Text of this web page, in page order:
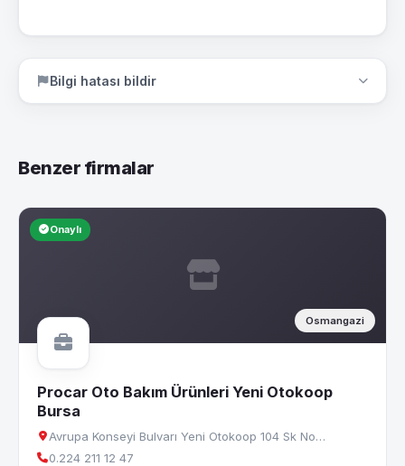
Bilgi hatası bildir
Benzer firmalar
Onaylı
Osmangazi
Procar Oto Bakım Ürünleri Yeni Otokoop
Bursa
Avrupa Konseyi Bulvarı Yeni Otokoop 104 Sk No…
0.224 211 12 47